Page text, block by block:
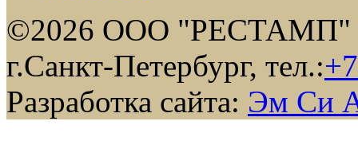
©2026 ООО "РЕСТАМП"
г.Санкт-Петербург, тел.:
Разработка сайта: Эм Си